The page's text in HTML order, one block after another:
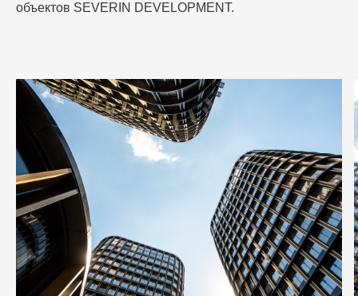
объектов SEVERIN DEVELOPMENT.